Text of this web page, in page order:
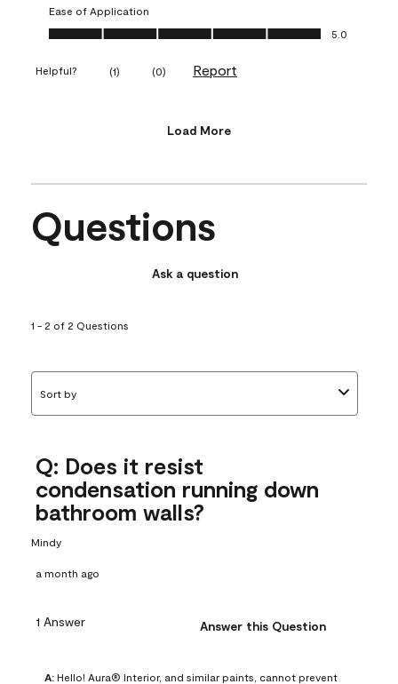
Ease of Application
Ease of Application, 5.0 out of 5
5.0
Helpful? (1) (0) Report
Load More
Questions
Ask a question
1 - 2 of 2 Questions
Sort by
Q: Does it resist
condensation running down
bathroom walls?
Mindy
a month ago
1 Answer Answer this Question
A: Hello! Aura® Interior, and similar paints, cannot prevent